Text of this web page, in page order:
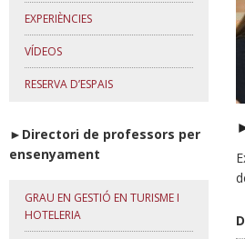
EXPERIÈNCIES
VÍDEOS
RESERVA D’ESPAIS
►Directori de professors per
ensenyament
GRAU EN GESTIÓ EN TURISME I
HOTELERIA